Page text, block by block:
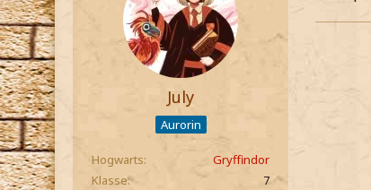
July
Aurorin
Hogwarts
Gryffindor
Klasse
7